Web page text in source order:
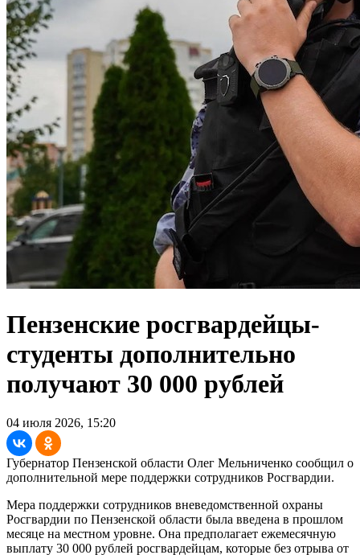
Пензенские росгвардейцы-
студенты дополнительно
получают 30 000 рублей
04 июля 2026, 15:20
Губернатор Пензенской области Олег Мельниченко сообщил о
дополнительной мере поддержки сотрудников Росгвардии.
Мера поддержки сотрудников вневедомственной охраны
Росгвардии по Пензенской области была введена в прошлом
месяце на местном уровне. Она предполагает ежемесячную
выплату 30 000 рублей росгвардейцам, которые без отрыва от